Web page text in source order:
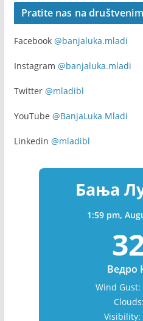
Pratite nas na
Facebook @banjaluka.mladi
Instagram @banjaluka.mladi
Twitter @mladibl
YouTube @BanjaLuka Mladi
Linkedin @mladibl
Бања
1:59 pm,
Ведро
Wind Gust:
Clouds:
Visibility: